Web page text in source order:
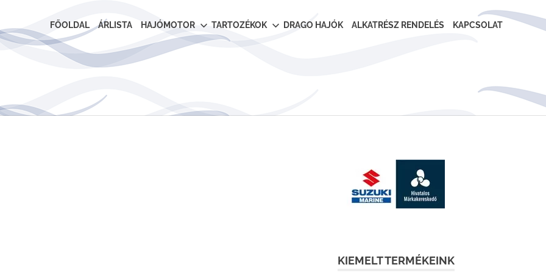
FŐOLDAL ÁRLISTA HAJÓMOTOR TARTOZÉKOK DRAGO HAJÓK ALKATRÉSZ RENDELÉS KAPCSOLAT
KIEMELT TERMÉKEINK